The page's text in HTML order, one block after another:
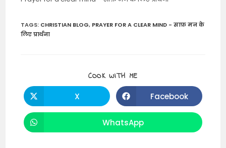
TAGS: CHRISTIAN BLOG, PRAYER FOR A CLEAR MIND - साफ़ मन के
लिए प्रार्थना
COOK WITH ME
Opens
in
a
X Opens
in
a
Facebook
Opens
in
WhatsApp